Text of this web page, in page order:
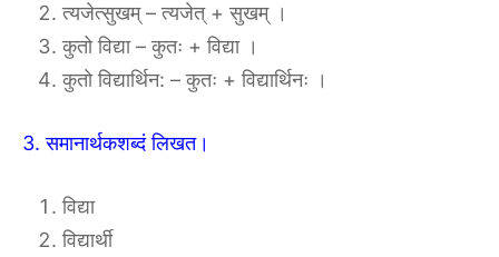
त्यजेत्सुखम् – त्यजेत् + सुखम् ।
कुतो विद्या – कुतः + विद्या ।
कुतो विद्यार्थिन: – कुतः + विद्यार्थिनः ।
3. समानार्थकशब्दं लिखत।
विद्या
विद्यार्थी